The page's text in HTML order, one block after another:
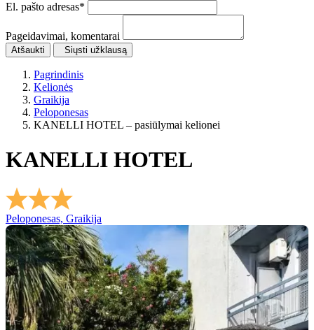
El. pašto adresas*
Pageidavimai, komentarai
Atšaukti Siųsti užklausą
Pagrindinis
Kelionės
Graikija
Peloponesas
KANELLI HOTEL – pasiūlymai kelionei
KANELLI HOTEL
Peloponesas, Graikija